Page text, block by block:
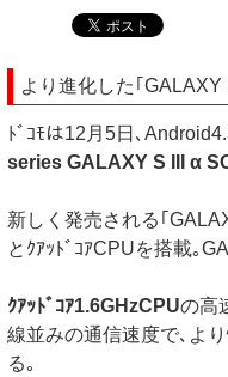
より進化した｢GALAXY
ﾄﾞｺﾓは12月5日､
series GALAXY S III α
新しく発売される｢
とｸｱｯﾄﾞｺｱCPUを搭載｡
ｸｱｯﾄﾞｺｱ1.6GHzCPUの高
線並みの通信速度で､よ
る｡